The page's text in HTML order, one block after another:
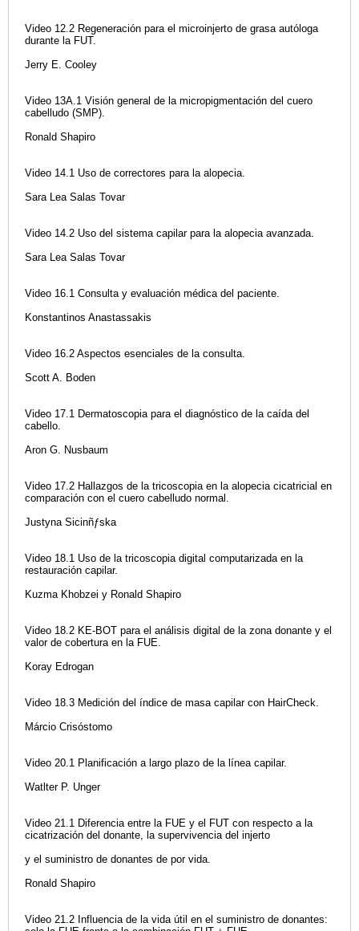
Video 12.2 Regeneración para el microinjerto de grasa autóloga
durante la FUT.
Jerry E. Cooley
Video 13A.1 Visión general de la micropigmentación del cuero
cabelludo (SMP).
Ronald Shapiro
Video 14.1 Uso de correctores para la alopecia.
Sara Lea Salas Tovar
Video 14.2 Uso del sistema capilar para la alopecia avanzada.
Sara Lea Salas Tovar
Video 16.1 Consulta y evaluación médica del paciente.
Konstantinos Anastassakis
Video 16.2 Aspectos esenciales de la consulta.
Scott A. Boden
Video 17.1 Dermatoscopia para el diagnóstico de la caída del
cabello.
Aron G. Nusbaum
Video 17.2 Hallazgos de la tricoscopia en la alopecia cicatricial en
comparación con el cuero cabelludo normal.
Justyna Sicinñƒska
Video 18.1 Uso de la tricoscopia digital computarizada en la
restauración capilar.
Kuzma Khobzei y Ronald Shapiro
Video 18.2 KE-BOT para el análisis digital de la zona donante y el
valor de cobertura en la FUE.
Koray Edrogan
Video 18.3 Medición del índice de masa capilar con HairCheck.
Márcio Crisóstomo
Video 20.1 Planificación a largo plazo de la línea capilar.
Watlter P. Unger
Video 21.1 Diferencia entre la FUE y el FUT con respecto a la
cicatrización del donante, la supervivencia del injerto
y el suministro de donantes de por vida.
Ronald Shapiro
Video 21.2 Influencia de la vida útil en el suministro de donantes: